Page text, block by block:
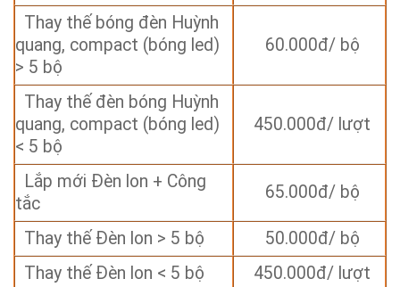
Thay thế bóng đèn Huỳnh
quang, compact (bóng led)
> 5 bộ
60.000đ/ bộ
Thay thế đèn bóng Huỳnh
quang, compact (bóng led)
< 5 bộ
450.000đ/ lượt
Lắp mới Đèn lon + Công
tắc
65.000đ/ bộ
Thay thế Đèn lon > 5 bộ
50.000đ/ bộ
Thay thế Đèn lon < 5 bộ
450.000đ/ lượt